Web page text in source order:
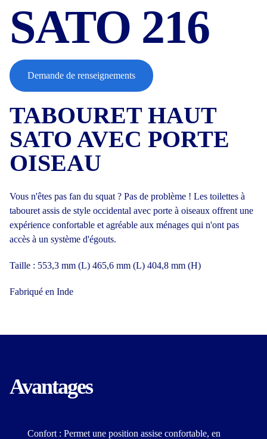
SATO 216
Demande de renseignements
TABOURET HAUT
SATO AVEC PORTE
OISEAU
Vous n'êtes pas fan du squat ? Pas de problème ! Les toilettes à
tabouret assis de style occidental avec porte à oiseaux offrent une
expérience confortable et agréable aux ménages qui n'ont pas
accès à un système d'égouts.
Taille : 553,3 mm (L) 465,6 mm (L) 404,8 mm (H)
Fabriqué en Inde
Avantages
Confort : Permet une position assise confortable, en